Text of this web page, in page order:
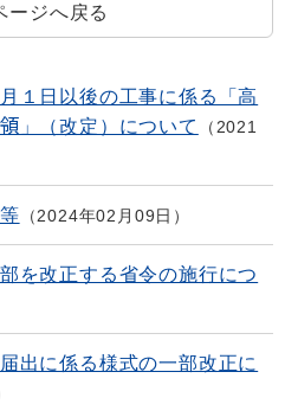
ージへ戻る
１日以後の工事に係る「高
」（改定）について
2021
2024年02月09日
を改正する省令の施行につ
出に係る様式の一部改正に